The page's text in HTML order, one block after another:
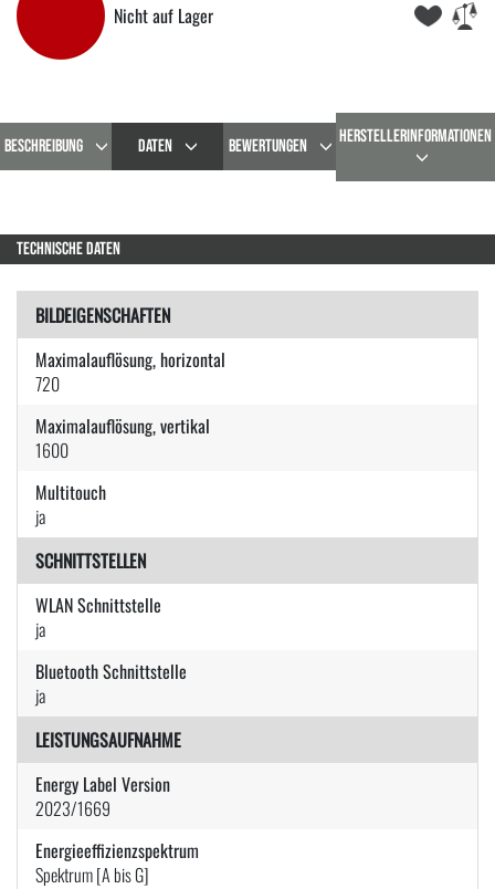
Nicht auf Lager
BESCHREIBUNG DATEN BEWERTUNGEN HERSTELLERINFORMATIONEN
TECHNISCHE DATEN
BILDEIGENSCHAFTEN
Maximalauflösung, horizontal
720
Maximalauflösung, vertikal
1600
Multitouch
ja
SCHNITTSTELLEN
WLAN Schnittstelle
ja
Bluetooth Schnittstelle
ja
LEISTUNGSAUFNAHME
Energy Label Version
2023/1669
Energieeffizienzspektrum
Spektrum [A bis G]